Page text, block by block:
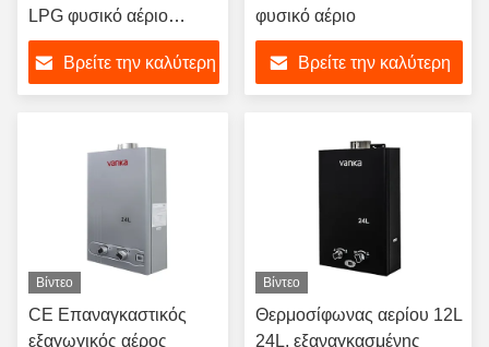
LPG φυσικό αέριο
φορητό έξυπνο έλεγχο
θερμοκρασίας
Βρείτε την καλύτερη
φυσικό αέριο
Βρείτε την καλύτερη
Βίντεο
CE Επαναγκαστικός
εξαγωγικός αέρος
Βίντεο
Θερμοσίφωνας αερίου 12L
24L, εξαναγκασμένης